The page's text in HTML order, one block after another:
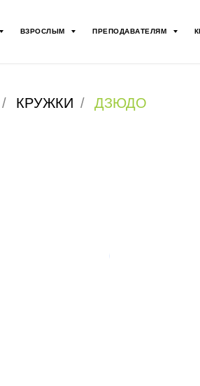
ВЗРОСЛЫМ ПРЕПОДАВАТЕЛЯМ
/ КРУЖКИ / ДЗЮДО